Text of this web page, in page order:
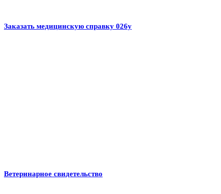
Заказать медицинскую справку 026у
Ветеринарное свидетельство